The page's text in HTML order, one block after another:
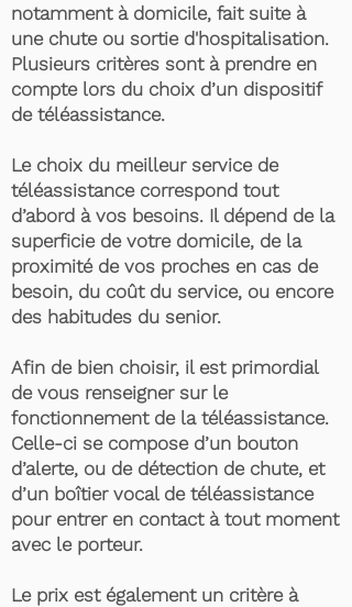
notamment à domicile, fait suite à
une chute ou sortie d'hospitalisation.
Plusieurs critères sont à prendre en
compte lors du choix d’un dispositif
de téléassistance.
Le choix du meilleur service de
téléassistance correspond tout
d’abord à vos besoins. Il dépend de la
superficie de votre domicile, de la
proximité de vos proches en cas de
besoin, du coût du service, ou encore
des habitudes du senior.
Afin de bien choisir, il est primordial
de vous renseigner sur le
fonctionnement de la téléassistance.
Celle-ci se compose d’un bouton
d’alerte, ou de détection de chute, et
d’un boîtier vocal de téléassistance
pour entrer en contact à tout moment
avec le porteur.
Le prix est également un critère à